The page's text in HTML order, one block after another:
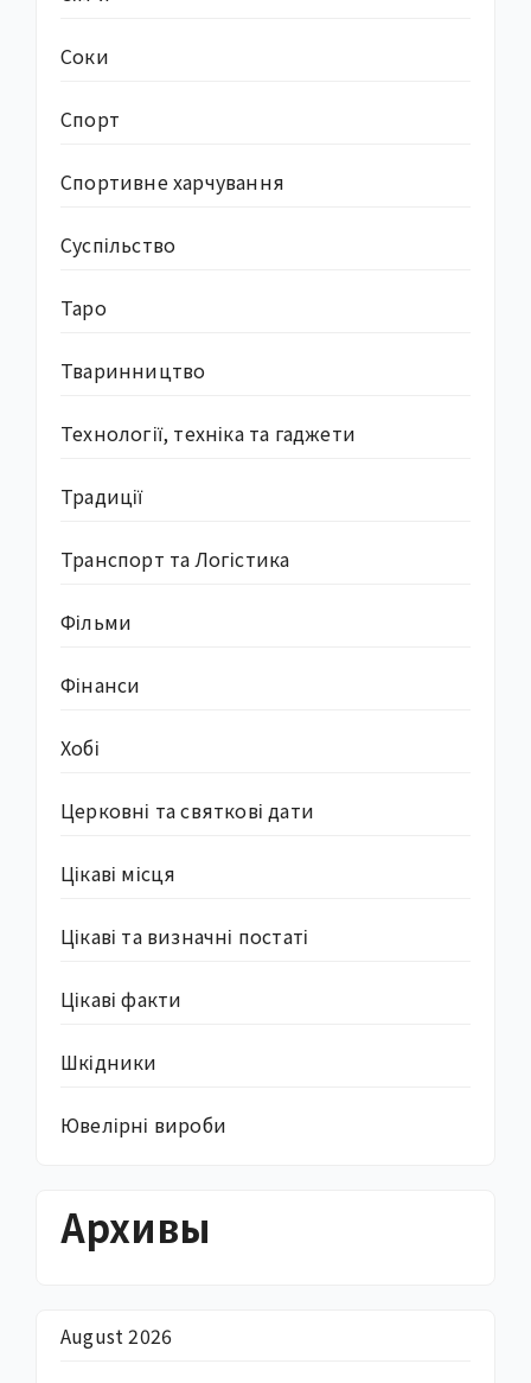
Соки
Спорт
Спортивне харчування
Суcпільство
Таро
Тваринництво
Технології, техніка та гаджети
Традиції
Транспорт та Логістика
Фільми
Фінанси
Хобі
Церковні та святкові дати
Цікаві місця
Цікаві та визначні постаті
Цікаві факти
Шкідники
Ювелірні вироби
Архивы
August 2026